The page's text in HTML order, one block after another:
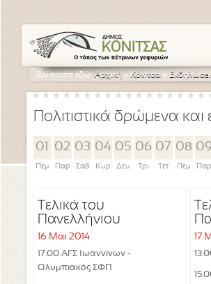
Βρίσκεστε εδώ:Αρχική » Κόνιτσα »
Πολιτιστικά δρώμενα
01
Πεμ
02
Παρ
03
Σαβ
04
Κυρ
05
Δευ
06
Τρι
07
Τετ
08
Πεμ Παρ
Τελικά του
Πανελλήνιου
Πρωταθλήματος
Εφήβων
16 Μάι 2014
17.00 ΑΓΣ Ιωαννίνων -
Ολυμπιακός ΣΦΠ
17